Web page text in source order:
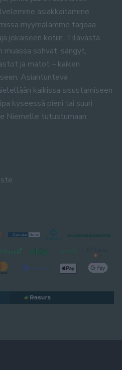
asiakkaitamme
myymälämme tarjoaa
jokaiseen kotiin. Tilavasta
sohvat, sängyt,
ja matot – kaiken
Asiantunteva
kaikissa sisustamiseen
kyseessä pieni tai suuri
Niemelle tutustumaan